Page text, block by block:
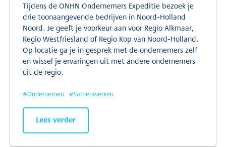
Tijdens de ONHN Ondernemers Expeditie bezoek je
drie toonaangevende bedrijven in Noord-Holland
Noord. Je geeft je voorkeur aan voor Regio Alkmaar,
Regio Westfriesland of Regio Kop van Noord-Holland.
Op locatie ga je in gesprek met de ondernemers zelf
en wissel je ervaringen uit met andere ondernemers
uit de regio.
#Ondernemen #Samenwerken
Lees verder